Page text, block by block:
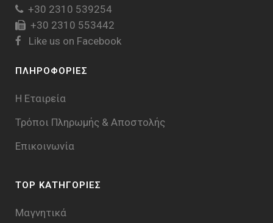
+30 2310 539254
+30 2310 553442
Like us on Facebook
ΠΛΗΡΟΦΟΡΙΕΣ
Η Εταιρεία
Τρόποι Πληρωμής & Aποστολής
Επικοινωνία
TOP ΚΑΤΗΓΟΡΙΕΣ
Μαγνητικά